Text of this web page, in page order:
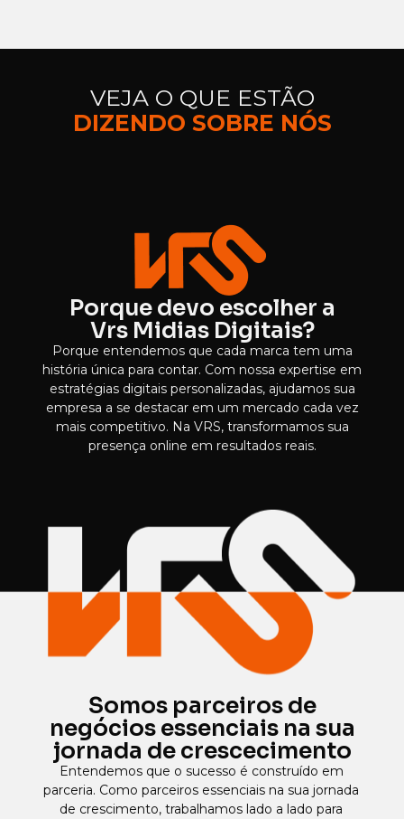
VEJA O QUE ESTÃO
DIZENDO SOBRE NÓS
Porque devo escolher a
Vrs Midias Digitais?
Porque entendemos que cada marca tem uma
história única para contar. Com nossa expertise em
estratégias digitais personalizadas, ajudamos sua
empresa a se destacar em um mercado cada vez
mais competitivo. Na VRS, transformamos sua
presença online em resultados reais.
Somos parceiros de
negócios essenciais na sua
jornada de crescecimento
Entendemos que o sucesso é construído em
parceria. Como parceiros essenciais na sua jornada
de crescimento, trabalhamos lado a lado para